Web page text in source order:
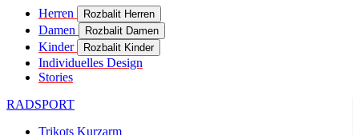
Herren Rozbalit Herren
Damen Rozbalit Damen
Kinder Rozbalit Kinder
Individuelles Design
Stories
RADSPORT
Trikots Kurzarm